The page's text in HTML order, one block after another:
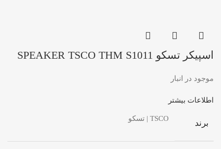
اسپیکر تسکو SPEAKER TSCO THM S1011
موجود در انبار
اطلاعات بیشتر
برند TSCO | تسکو